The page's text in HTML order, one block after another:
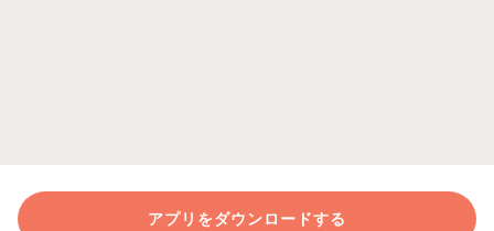
アプリをダウンロードする